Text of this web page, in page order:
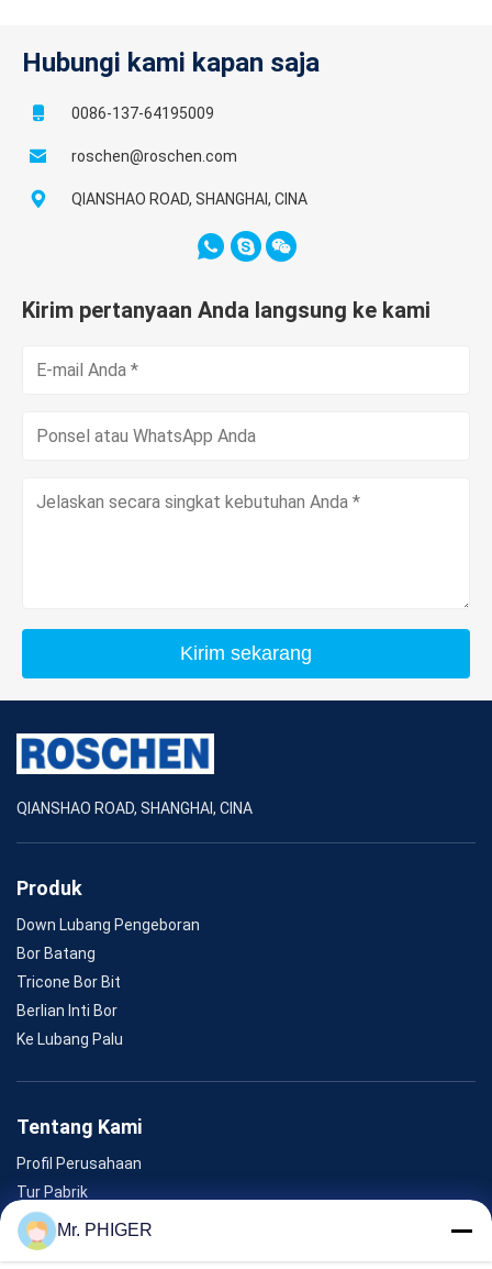
Hubungi kami kapan saja
0086-137-64195009
roschen@roschen.com
QIANSHAO ROAD, SHANGHAI, CINA
Kirim pertanyaan Anda langsung ke kami
Kirim sekarang
QIANSHAO ROAD, SHANGHAI, CINA
Produk
Down Lubang Pengeboran
Bor Batang
Tricone Bor Bit
Berlian Inti Bor
Ke Lubang Palu
Tentang Kami
Profil Perusahaan
Tur Pabrik
Kontrol Kualitas
Sitemap
Mr. PHIGER